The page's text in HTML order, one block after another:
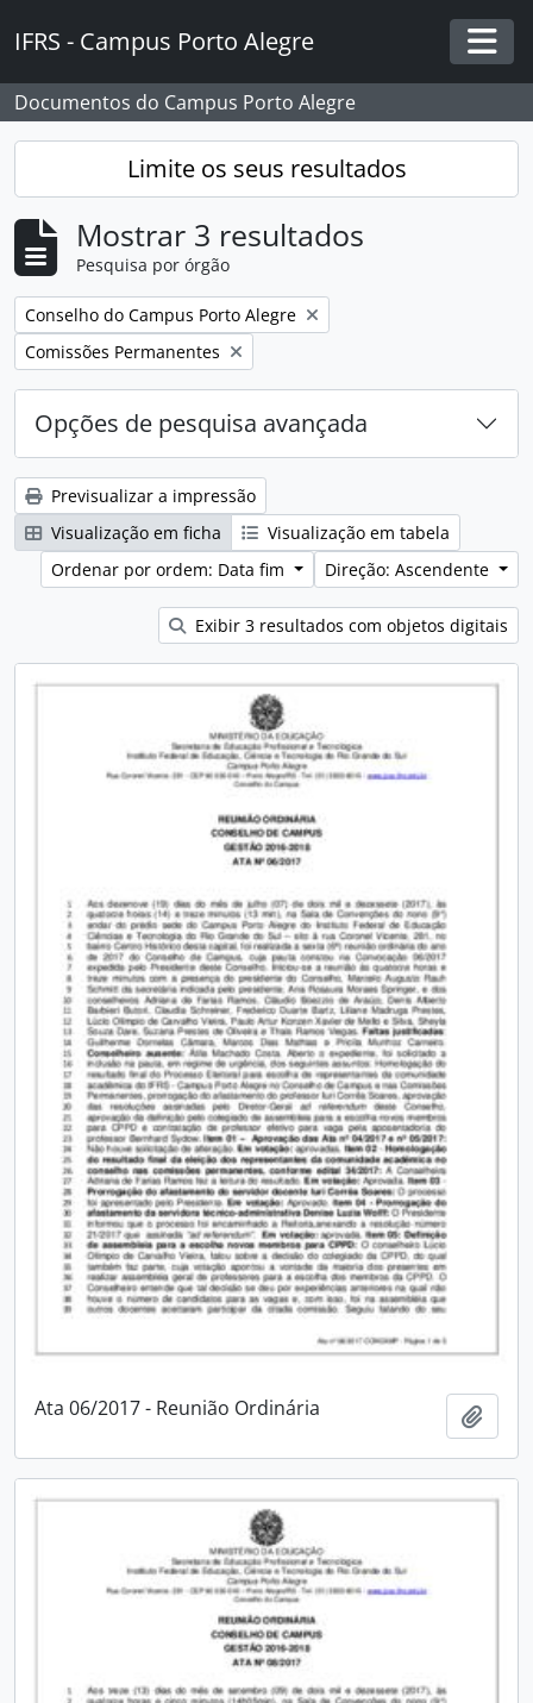
IFRS - Campus Porto Alegre
Documentos do Campus Porto Alegre
Limite os seus resultados
Mostrar 3 resultados
Pesquisa por órgão
Remover filtro:
Conselho do Campus Porto Alegre
Remover filtro:
Comissões Permanentes
Opções de pesquisa avançada
Previsualizar a impressão
Visualização em ficha
Visualização em tabela
Ordenar por ordem: Data fim
Direção: Ascendente
Exibir 3 resultados com objetos digitais
Ata 06/2017 - Reunião Ordinária